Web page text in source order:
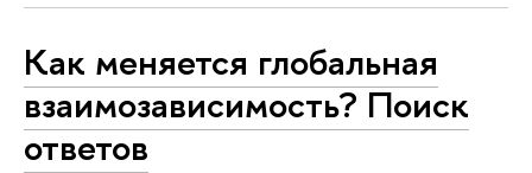
Как меняется глобальная
взаимозависимость? Поиск
ответов